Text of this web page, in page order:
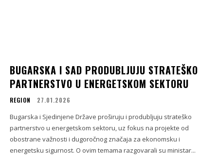
BUGARSKA I SAD PRODUBLJUJU STRATEŠKO
PARTNERSTVO U ENERGETSKOM SEKTORU
REGION 27.01.2026
Bugarska i Sjedinjene Države proširuju i produbljuju strateško
partnerstvo u energetskom sektoru, uz fokus na projekte od
obostrane važnosti i dugoročnog značaja za ekonomsku i
energetsku sigurnost. O ovim temama razgovarali su ministar...